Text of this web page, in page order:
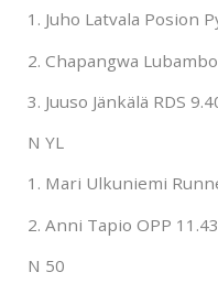
1. Juho Latvala Posion
2. Chapangwa Lubambo
3. Juuso Jänkälä RDS
N YL
1. Mari Ulkuniemi
2. Anni Tapio OPP
N 50